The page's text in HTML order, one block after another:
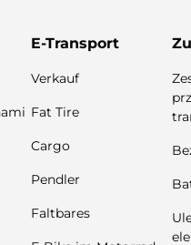
E-Transport
Verkauf
Fat Tire
Cargo
Pendler
Faltbares